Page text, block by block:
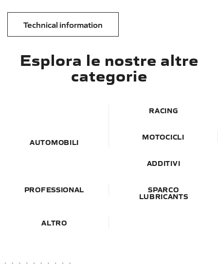
Technical information
Esplora le nostre altre
categorie
AUTOMOBILI
RACING
MOTOCICLI
ADDITIVI
PROFESSIONAL SPARCO
LUBRICANTS
ALTRO